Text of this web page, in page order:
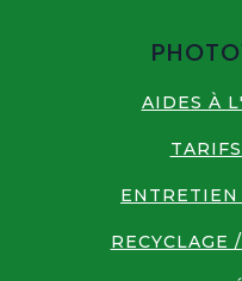
AIDES À
RECYCLAGE